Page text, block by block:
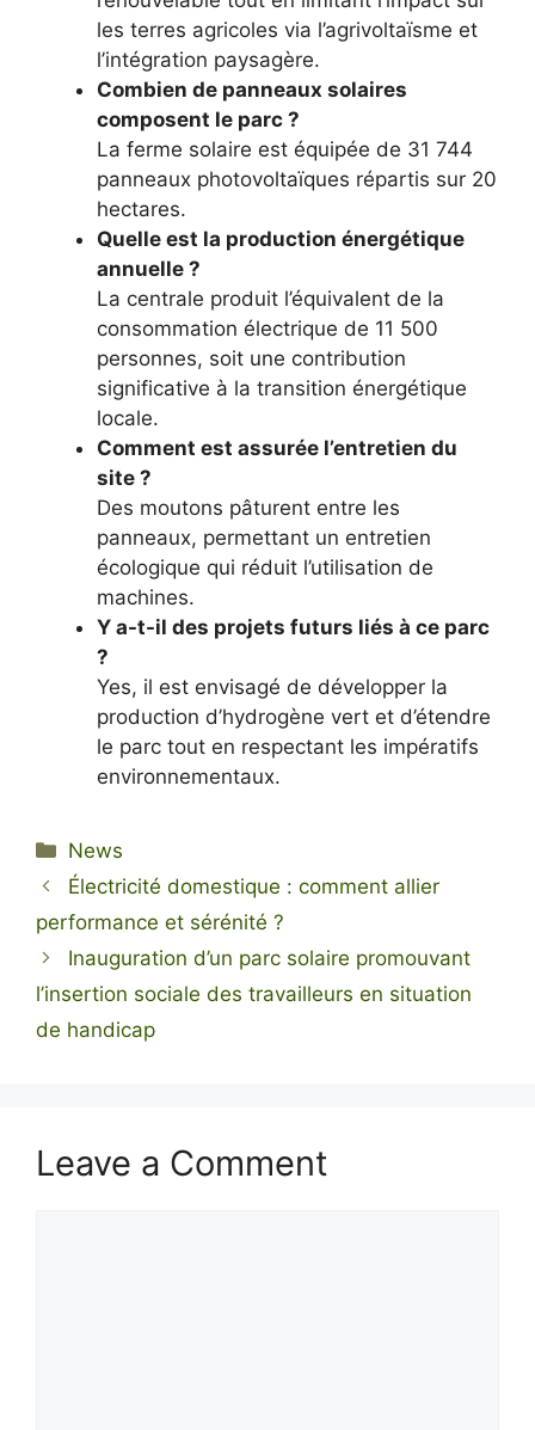
les terres agricoles via l’agrivoltaïsme et
l’intégration paysagère.
Combien de panneaux solaires
composent le parc ?
La ferme solaire est équipée de 31 744
panneaux photovoltaïques répartis sur 20
hectares.
Quelle est la production énergétique
annuelle ?
La centrale produit l’équivalent de la
consommation électrique de 11 500
personnes, soit une contribution
significative à la transition énergétique
locale.
Comment est assurée l’entretien du
site ?
Des moutons pâturent entre les
panneaux, permettant un entretien
écologique qui réduit l’utilisation de
machines.
Y a-t-il des projets futurs liés à ce parc
?
Yes, il est envisagé de développer la
production d’hydrogène vert et d’étendre
le parc tout en respectant les impératifs
environnementaux.
Categories
News
Électricité domestique : comment allier
performance et sérénité ?
Inauguration d’un parc solaire promouvant
l’insertion sociale des travailleurs en situation
de handicap
Leave a Comment